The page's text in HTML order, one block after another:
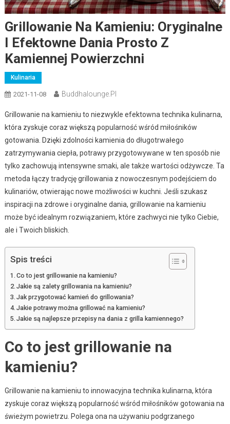
Grillowanie Na Kamieniu: Oryginalne
I Efektowne Dania Prosto Z
Kamiennej Powierzchni
Kulinaria
2021-11-08 Buddhalounge.pl
Grillowanie na kamieniu to niezwykle efektowna technika kulinarna,
która zyskuje coraz większą popularność wśród miłośników
gotowania. Dzięki zdolności kamienia do długotrwałego
zatrzymywania ciepła, potrawy przygotowywane w ten sposób nie
tylko zachowują intensywne smaki, ale także wartości odżywcze. Ta
metoda łączy tradycję grillowania z nowoczesnym podejściem do
kulinariów, otwierając nowe możliwości w kuchni. Jeśli szukasz
inspiracji na zdrowe i oryginalne dania, grillowanie na kamieniu
może być idealnym rozwiązaniem, które zachwyci nie tylko Ciebie,
ale i Twoich bliskich.
Spis treści
Co to jest grillowanie na kamieniu?
Jakie są zalety grillowania na kamieniu?
Jak przygotować kamień do grillowania?
Jakie potrawy można grillować na kamieniu?
Jakie są najlepsze przepisy na dania z grilla kamiennego?
Co to jest grillowanie na
kamieniu?
Grillowanie na kamieniu to innowacyjna technika kulinarna, która
zyskuje coraz większą popularność wśród miłośników gotowania na
świeżym powietrzu. Polega ona na używaniu podgrzanego